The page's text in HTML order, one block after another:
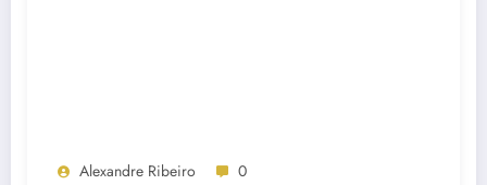
Alexandre Ribeiro 0